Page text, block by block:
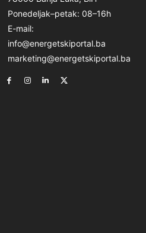
Ponedeljak–petak: 08–16h
E-mail:
info@energetskiportal.ba
marketing@energetskiportal.ba